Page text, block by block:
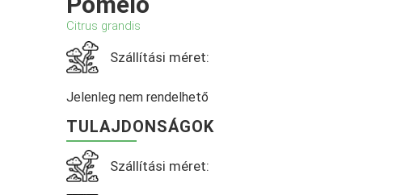
Citrus grandis
Szállítási méret:
Jelenleg nem rendelhető
TULAJDONSÁGOK
Szállítási méret: